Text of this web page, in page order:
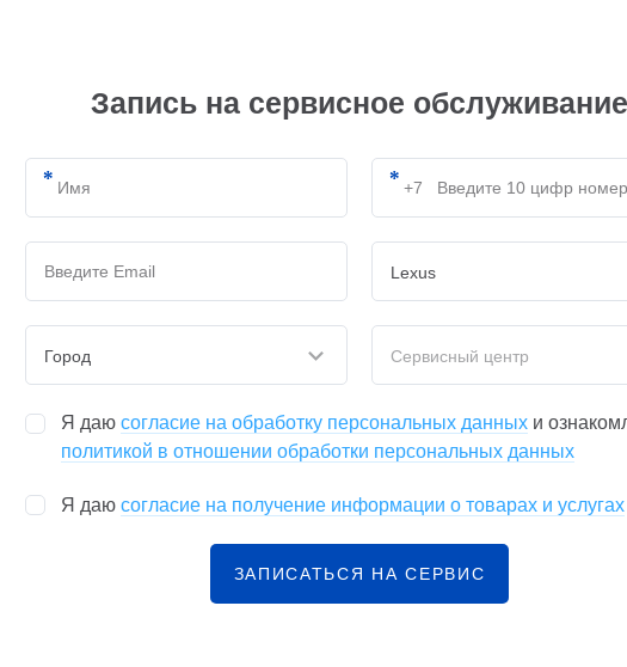
Запись на сервисное обслуживание
Lexus
Город Сервисный центр
Я даю согласие на обработку персональных данных и
политикой в отношении обработки персональных данных
Я даю согласие на получение информации о товарах и услугах
ЗАПИСАТЬСЯ НА СЕРВИС